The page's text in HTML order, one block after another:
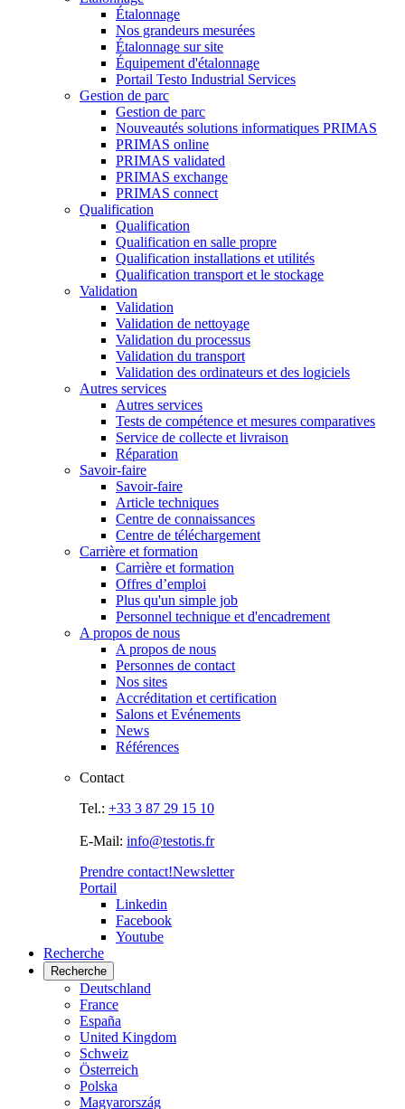
Étalonnage
Nos grandeurs mesurées
Étalonnage sur site
Équipement d'étalonnage
Portail Testo Industrial Services
Gestion de parc
Gestion de parc
Nouveautés solutions informatiques PRIMAS
PRIMAS online
PRIMAS validated
PRIMAS exchange
PRIMAS connect
Qualification
Qualification
Qualification en salle propre
Qualification installations et utilités
Qualification transport et le stockage
Validation
Validation
Validation de nettoyage
Validation du processus
Validation du transport
Validation des ordinateurs et des logiciels
Autres services
Autres services
Tests de compétence et mesures comparatives
Service de collecte et livraison
Réparation
Savoir-faire
Savoir-faire
Article techniques
Centre de connaissances
Centre de téléchargement
Carrière et formation
Carrière et formation
Offres d’emploi
Plus qu'un simple job
Personnel technique et d'encadrement
A propos de nous
A propos de nous
Personnes de contact
Nos sites
Accréditation et certification
Salons et Evénements
News
Références
Contact
Tel.: +33 3 87 29 15 10
E-Mail: info@testotis.fr
Prendre contact!Newsletter
Portail
Linkedin
Facebook
Youtube
Recherche
Recherche
Deutschland
France
España
United Kingdom
Schweiz
Österreich
Polska
Magyarország